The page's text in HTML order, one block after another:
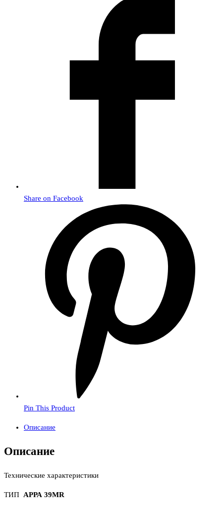
Share on Facebook
Pin This Product
Описание
Описание
Технические характеристики
ТИП АРРА 39MR